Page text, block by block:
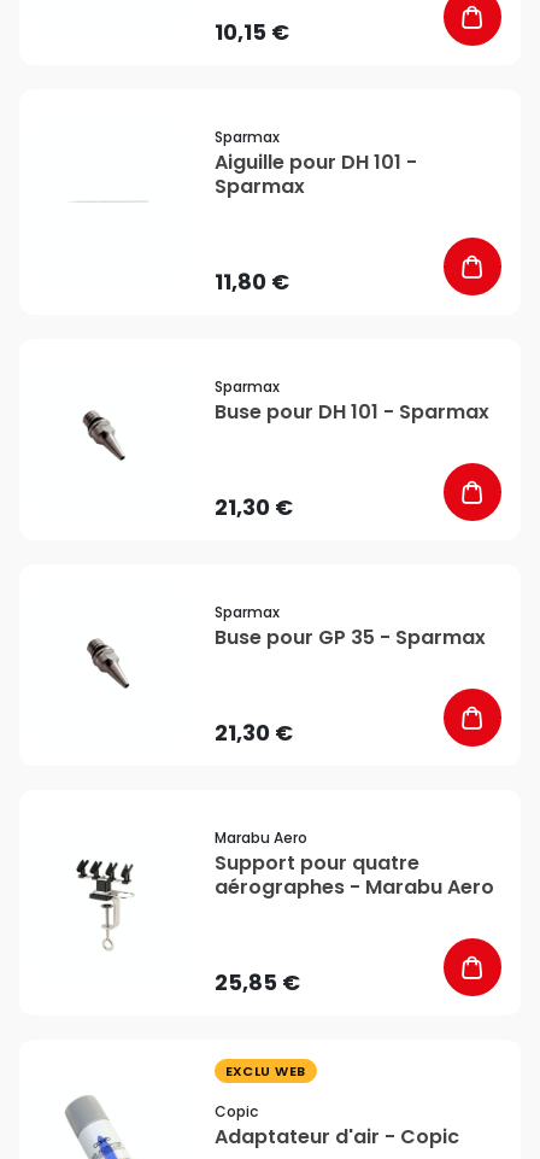
10,15 €
Sparmax
Aiguille pour DH 101 -
Sparmax
11,80 €
Sparmax
Buse pour DH 101 - Sparmax
21,30 €
Sparmax
Buse pour GP 35 - Sparmax
21,30 €
Marabu Aero
Support pour quatre
aérographes - Marabu Aero
25,85 €
EXCLU WEB
Copic
Adaptateur d'air - Copic